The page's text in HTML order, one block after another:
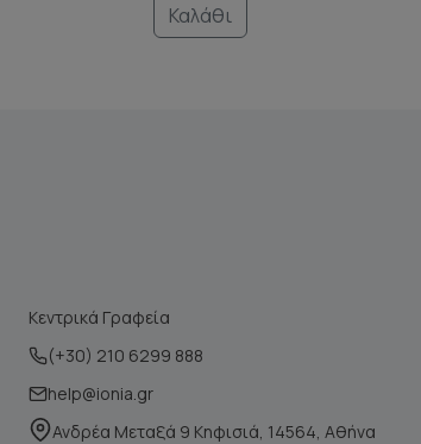
Καλάθι
Κεντρικά Γραφεία
(+30) 210 6299 888
help@ionia.gr
Ανδρέα Μεταξά 9 Κηφισιά, 14564, Αθήνα